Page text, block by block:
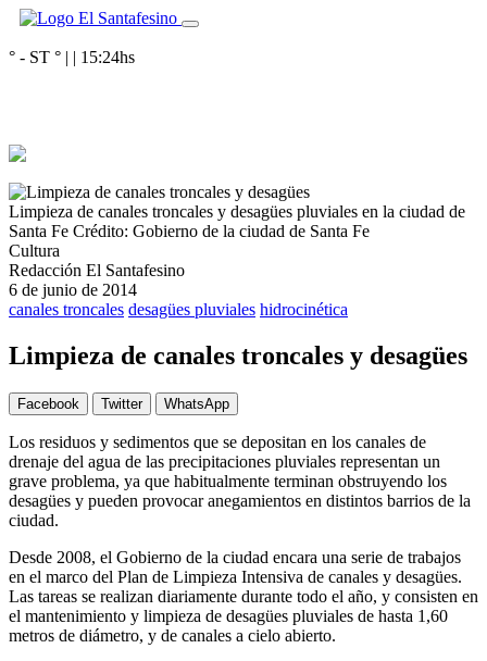
° - ST ° | | 15:24hs
Limpieza de canales troncales y desagües pluviales en la ciudad de
Santa Fe Crédito: Gobierno de la ciudad de Santa Fe
Cultura
Redacción El Santafesino
6 de junio de 2014
canales troncales desagües pluviales hidrocinética
Limpieza de canales troncales y desagües
Facebook Twitter WhatsApp
Los residuos y sedimentos que se depositan en los canales de
drenaje del agua de las precipitaciones pluviales representan un
grave problema, ya que habitualmente terminan obstruyendo los
desagües y pueden provocar anegamientos en distintos barrios de la
ciudad.
Desde 2008, el Gobierno de la ciudad encara una serie de trabajos
en el marco del Plan de Limpieza Intensiva de canales y desagües.
Las tareas se realizan diariamente durante todo el año, y consisten en
el mantenimiento y limpieza de desagües pluviales de hasta 1,60
metros de diámetro, y de canales a cielo abierto.